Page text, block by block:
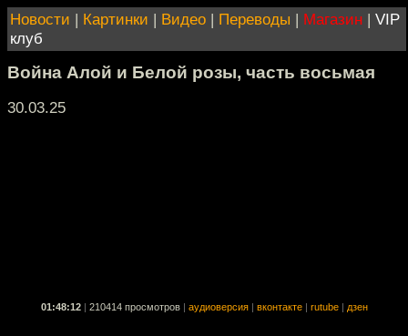
Новости | Картинки | Видео | Переводы | Магазин | VIP
клуб
Война Алой и Белой розы, часть восьмая
30.03.25
01:48:12 210414 просмотров аудиоверсия вконтакте rutube дзен